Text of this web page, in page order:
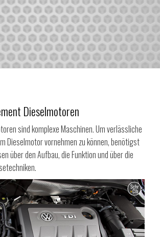
Dieselmotoren
sind komplexe Maschinen. Um verlässliche
Dieselmotor vornehmen zu können, benötigst
über den Aufbau, die Funktion und über die